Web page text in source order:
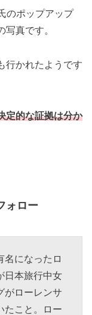
のポップアップ
真です。
行かれたようです
定的な証拠は分か
ォロー
名になったロ
日本旅行中女
がローレンサ
たこと。ロー